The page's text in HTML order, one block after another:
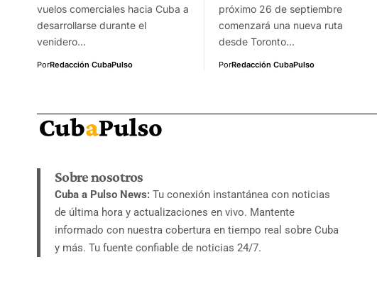
vuelos comerciales hacia Cuba a
desarrollarse durante el
venidero…
PorRedacción CubaPulso
próximo 26 de septiembre
comenzará una nueva ruta
desde Toronto…
PorRedacción CubaPulso
Sobre nosotros
Cuba a Pulso News: Tu conexión instantánea con noticias
de última hora y actualizaciones en vivo. Mantente
informado con nuestra cobertura en tiempo real sobre Cuba
y más. Tu fuente confiable de noticias 24/7.